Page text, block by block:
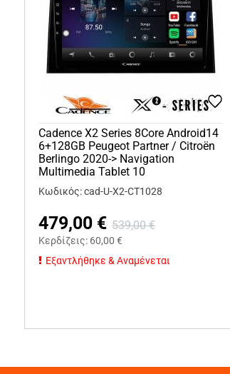
Cadence X2 Series 8Core Android14
6+128GB Peugeot Partner / Citroën
Berlingo 2020-> Navigation
Multimedia Tablet 10
Κωδικός: cad-U-X2-CT1028
479,00 € 539,00 €
Κερδίζεις: 60,00 €
Εξαντλήθηκε & Αναμένεται